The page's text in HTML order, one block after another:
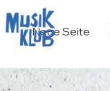
Neue Seite